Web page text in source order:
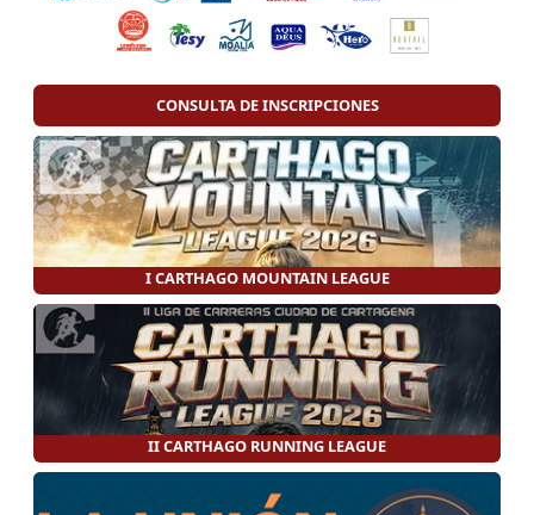
CONSULTA DE INSCRIPCIONES
I CARTHAGO MOUNTAIN LEAGUE
II CARTHAGO RUNNING LEAGUE